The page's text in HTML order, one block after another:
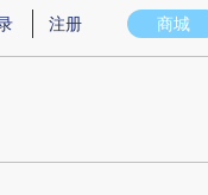
意图存在偏差。不代表财新
商城
注册